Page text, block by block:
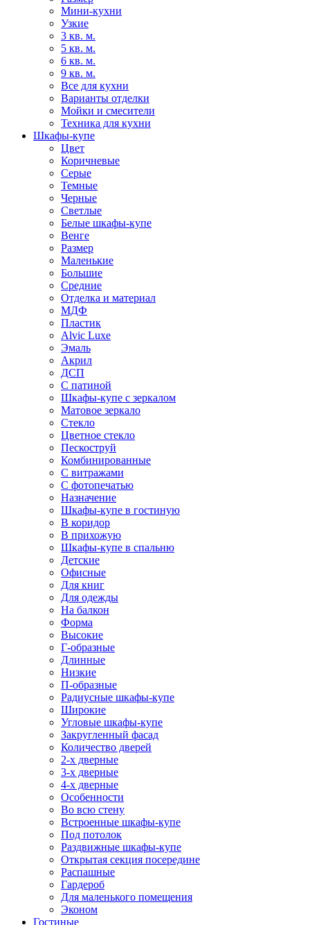
Мини-кухни
Узкие
3 кв. м.
5 кв. м.
6 кв. м.
9 кв. м.
Все для кухни
Варианты отделки
Мойки и смесители
Техника для кухни
Шкафы-купе
Цвет
Коричневые
Серые
Темные
Черные
Светлые
Белые шкафы-купе
Венге
Размер
Маленькие
Большие
Средние
Отделка и материал
МДФ
Пластик
Alvic Luxe
Эмаль
Акрил
ДСП
С патиной
Шкафы-купе с зеркалом
Матовое зеркало
Стекло
Цветное стекло
Пескоструй
Комбинированные
С витражами
С фотопечатью
Назначение
Шкафы-купе в гостиную
В коридор
В прихожую
Шкафы-купе в спальню
Детские
Офисные
Для книг
Для одежды
На балкон
Форма
Высокие
Г-образные
Длинные
Низкие
П-образные
Радиусные шкафы-купе
Широкие
Угловые шкафы-купе
Закругленный фасад
Количество дверей
2-х дверные
3-х дверные
4-х дверные
Особенности
Во всю стену
Встроенные шкафы-купе
Под потолок
Раздвижные шкафы-купе
Открытая секция посередине
Распашные
Гардероб
Для маленького помещения
Эконом
Гостиные